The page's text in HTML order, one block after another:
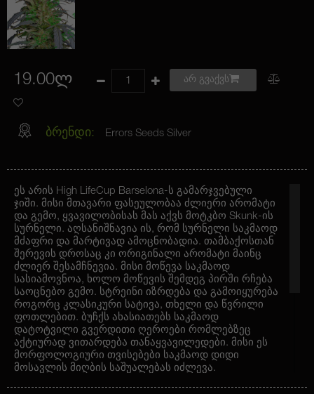
19.00ლ არ გვაქვს
ბრენდი: Errors Seeds Silver
ეს არის High LifeCup Barselona-ს გამარჯვებული
ჯიში. მისი მთავარი ფასეულობაა ძლიერი არომატი
და გემო, ყვავილობისას მას აქვს მოტკბო Skunk-ის
სურნელი. აღსანიშნავია ის, რომ სურნელი საკმაოდ
მძაფრი და მარტივად ამოცნობადია. თამბაქოსთან
შერევის დროსაც კი ორიგინალი არომატი მაინც
ძლიერ შესამჩნევია. მისი მოწევა საკმაოდ
სასიამოვნოა, ხოლო მოწევის შემდეგ პირში რჩება
საოცნებო გემო. სტრეინი იზრდება და გამოიყურება
როგორც კლასიკური სატივა, თხელი და წვრილი
ფოთლებით. ბუჩქს ახასიათებს საკმაოდ
დატოტვილი გვერდითი ღეროები რომლებზეც
აქტიურად ვითარდება თანაყვავილედები. მისი ეს
მორფოლოგიური თვისებები საკმაოდ დიდი
მოსავლის მიღბის საშუალებას იძლევა.